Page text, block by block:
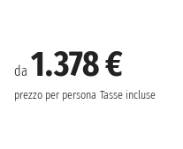
da 1.378 €
prezzo per persona Tasse incluse